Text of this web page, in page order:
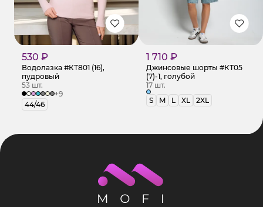
530 ₽
Водолазка #КТ801 (16),
пудровый
53 шт.
+9
44/46
1 710 ₽
Джинсовые шорты #КТ05
(7)-1, голубой
17 шт.
S
M L XL 2XL